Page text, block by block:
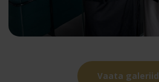
Vaata galeriid